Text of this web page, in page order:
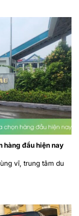
hàng đầu hiện nay
vĩ, trung tâm du